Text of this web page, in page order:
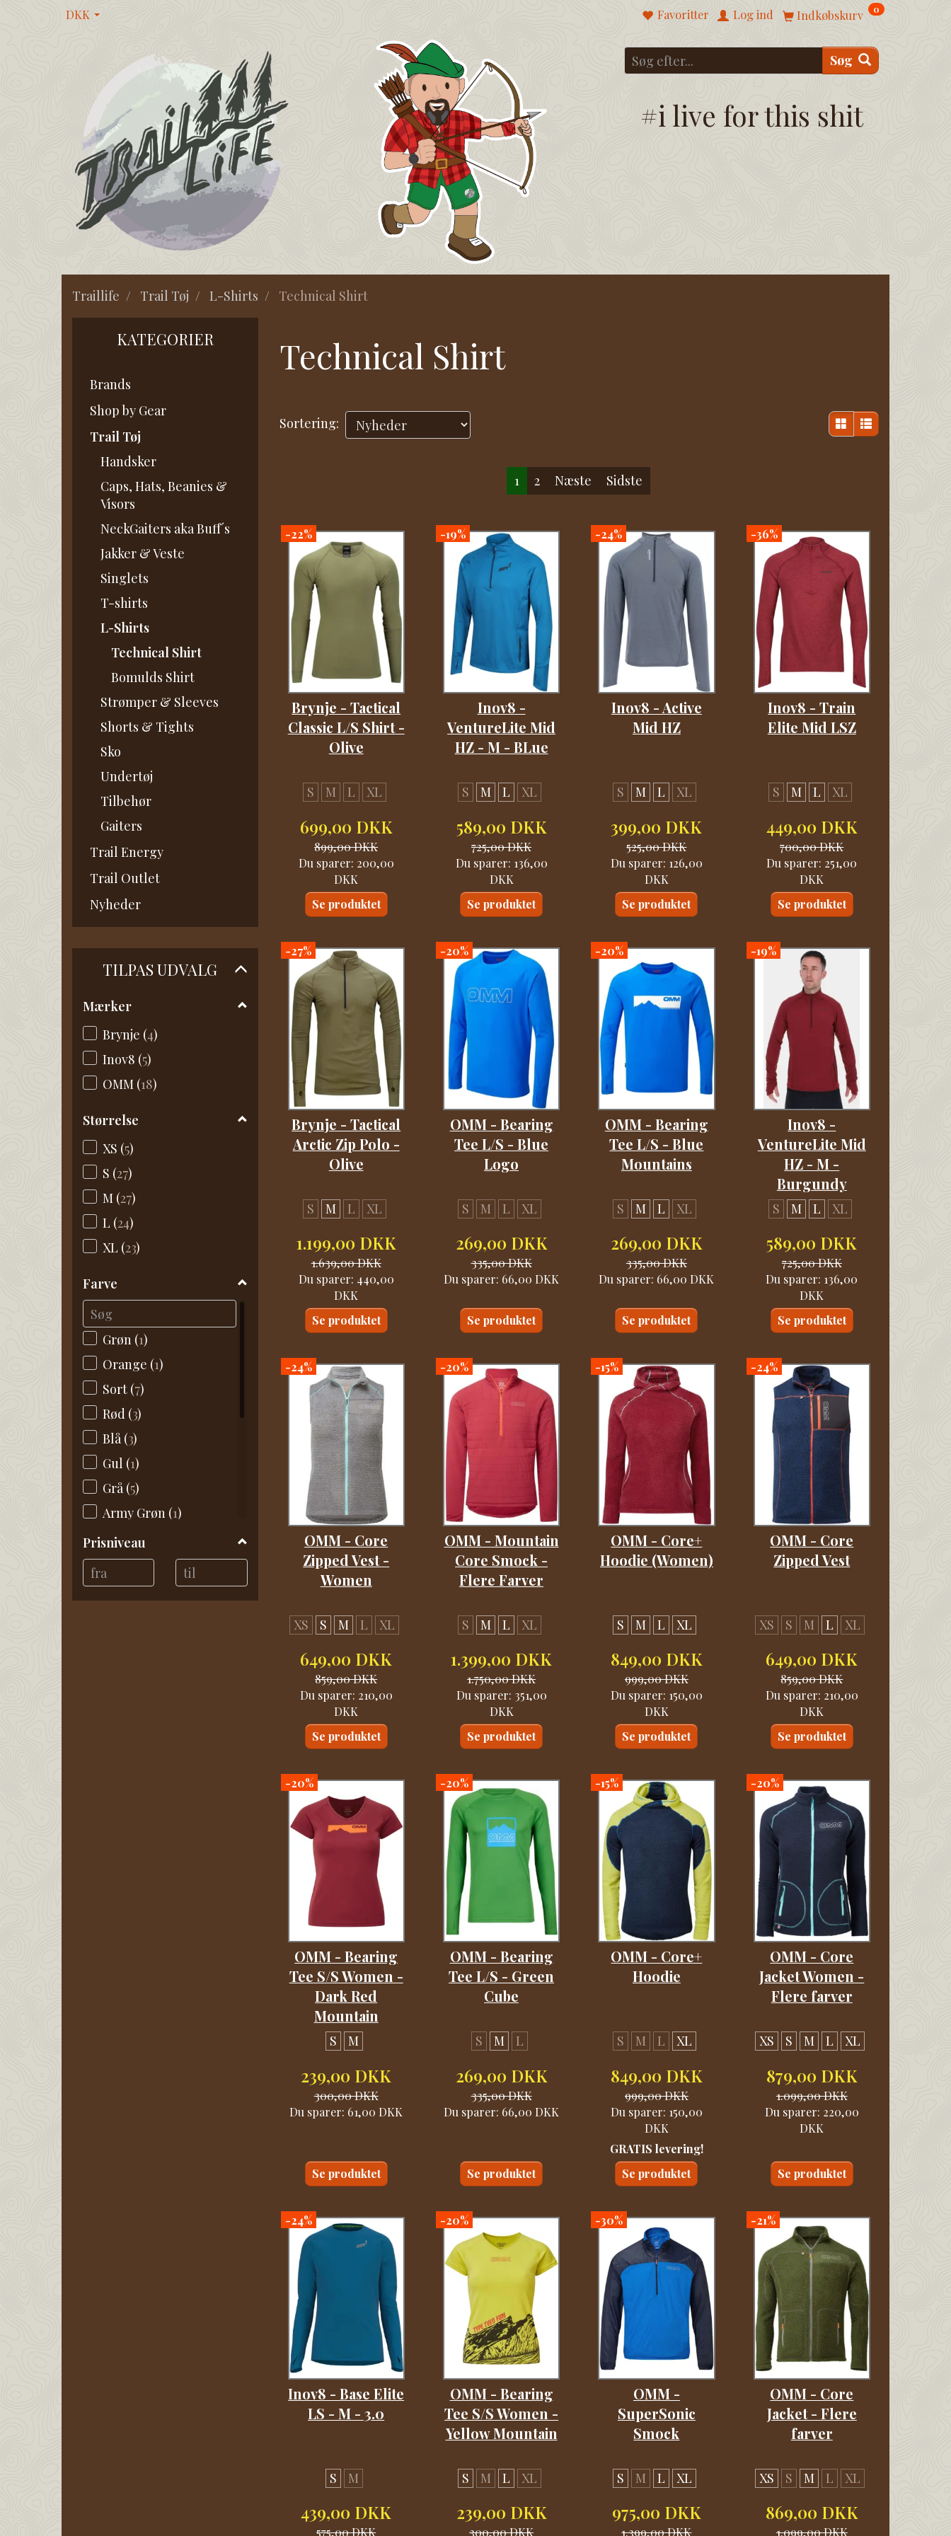
DKK Indkøbskurv 0
Favoritter Log ind
Søg
#i live for this shit
Traillife Trail Tøj L-Shirts Technical Shirt
KATEGORIER
Brands
Shop by Gear
Trail Tøj
Handsker
Caps, Hats, Beanies &
Visors
NeckGaiters aka Buff´s
Jakker & Veste
Singlets
T-shirts
L-Shirts
Technical Shirt
Bomulds Shirt
Strømper & Sleeves
Shorts & Tights
Sko
Undertøj
Tilbehør
Gaiters
Trail Energy
Trail Outlet
Nyheder
TILPAS UDVALG
Mærker
Brynje (4)
Inov8 (5)
OMM (18)
Størrelse
XS (5)
S (27)
M (27)
L (24)
XL (23)
Farve
Grøn (1)
Orange (1)
Sort (7)
Rød (3)
Blå (3)
Gul (1)
Grå (5)
Army Grøn (1)
Navy(5)
Sort / Blå
sort(1)
Prisniveau
Technical Shirt
Sortering:
1 2 Næste Sidste
-22%
Brynje - Tactical
Classic L/S Shirt -
Olive
S M L XL
699,00 DKK
899,00 DKK
Du sparer: 200,00
DKK
Se produktet
-19%
Inov8 -
VentureLite Mid
HZ - M - BLue
S M L XL
589,00 DKK
725,00 DKK
Du sparer: 136,00
DKK
Se produktet
-24%
Inov8 - Active
Mid HZ
S M L XL
399,00 DKK
525,00 DKK
Du sparer: 126,00
DKK
Se produktet
-36%
Inov8 - Train
Elite Mid LSZ
S M L XL
449,00 DKK
700,00 DKK
Du sparer: 251,00
DKK
Se produktet
-27%
Brynje - Tactical
Arctic Zip Polo -
Olive
S M L XL
1.199,00 DKK
1.639,00 DKK
Du sparer: 440,00
DKK
Se produktet
-20%
OMM - Bearing
Tee L/S - Blue
Logo
S M L XL
269,00 DKK
335,00 DKK
Du sparer: 66,00 DKK
Se produktet
-20%
OMM - Bearing
Tee L/S - Blue
Mountains
S M L XL
269,00 DKK
335,00 DKK
Du sparer: 66,00 DKK
Se produktet
-19%
Inov8 -
VentureLite Mid
HZ - M -
Burgundy
S M L XL
589,00 DKK
725,00 DKK
Du sparer: 136,00
DKK
Se produktet
-24%
OMM - Core
Zipped Vest -
Women
XS S M L XL
649,00 DKK
859,00 DKK
Du sparer: 210,00
DKK
Se produktet
-20%
OMM - Mountain
Core Smock -
Flere Farver
S M L XL
1.399,00 DKK
1.750,00 DKK
Du sparer: 351,00
DKK
Se produktet
-15%
OMM - Core+
Hoodie (Women)
S M L XL
849,00 DKK
999,00 DKK
Du sparer: 150,00
DKK
Se produktet
-24%
OMM - Core
Zipped Vest
XS S M L XL
649,00 DKK
859,00 DKK
Du sparer: 210,00
DKK
Se produktet
-20%
OMM - Bearing
Tee S/S Women -
Dark Red
Mountain
S M
239,00 DKK
300,00 DKK
Du sparer: 61,00 DKK
Se produktet
-20%
OMM - Bearing
Tee L/S - Green
Cube
S M L
269,00 DKK
335,00 DKK
Du sparer: 66,00 DKK
Se produktet
-15%
OMM - Core+
Hoodie
S M L XL
849,00 DKK
999,00 DKK
Du sparer: 150,00
DKK
GRATIS levering!
Se produktet
-20%
OMM - Core
Jacket Women -
Flere farver
XS S M L XL
879,00 DKK
1.099,00 DKK
Du sparer: 220,00
DKK
Se produktet
-24%
Inov8 - Base Elite
LS - M - 3.0
S M
439,00 DKK
575,00 DKK
-20%
OMM - Bearing
Tee S/S Women -
Yellow Mountain
S M L XL
239,00 DKK
300,00 DKK
-30%
OMM -
SuperSonic
Smock
S M L XL
975,00 DKK
1.399,00 DKK
-21%
OMM - Core
Jacket - Flere
farver
XS S M L XL
869,00 DKK
1.099,00 DKK